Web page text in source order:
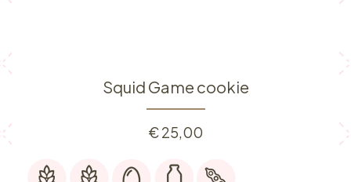
Squid Game cookie
€25,00